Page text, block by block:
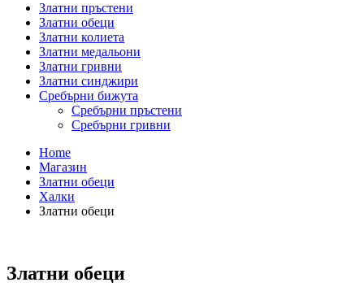
Златни пръстени
Златни обеци
Златни колиета
Златни медальони
Златни гривни
Златни синджири
Сребърни бижута
Сребърни пръстени
Сребърни гривни
Home
Магазин
Златни обеци
Халки
Златни обеци
Златни обеци